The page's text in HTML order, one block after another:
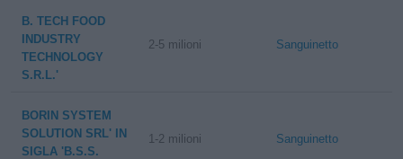
B. TECH FOOD
INDUSTRY
TECHNOLOGY
S.R.L.'
2-5 milioni Sanguinetto
BORIN SYSTEM
SOLUTION SRL' IN
SIGLA 'B.S.S.
1-2 milioni Sanguinetto